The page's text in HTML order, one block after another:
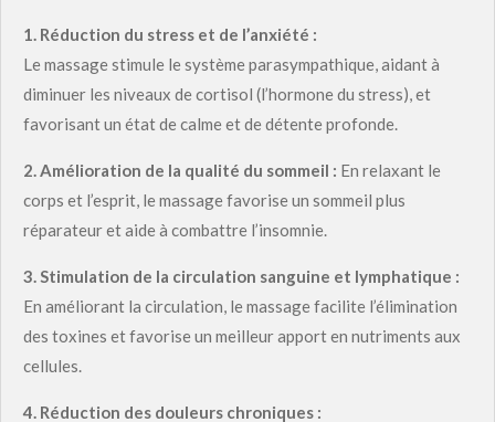
1. Réduction du stress et de l’anxiété :
Le massage stimule le système parasympathique, aidant à
diminuer les niveaux de cortisol (l’hormone du stress), et
favorisant un état de calme et de détente profonde.
2.Amélioration de la qualité du sommeil : En relaxant le
corps et l’esprit, le massage favorise un sommeil plus
réparateur et aide à combattre l’insomnie.
3.Stimulation de la circulation sanguine et lymphatique :
En améliorant la circulation, le massage facilite l’élimination
des toxines et favorise un meilleur apport en nutriments aux
cellules.
4. Réduction des douleurs chroniques :